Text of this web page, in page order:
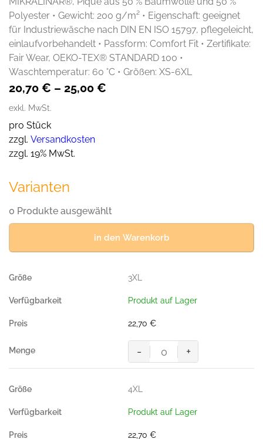
Polyester • Gewicht: 200 g/m² • Eigenschaft: geeignet
für Industriewäsche nach DIN EN ISO 15797, pflegeleicht,
einlaufvorbehandelt • Passform: Comfort Fit • Zertifikate:
Fair Wear, OEKO-TEX® STANDARD 100 •
Waschtemperatur: 60 °C • Größen: XS-6XL
20,70 € – 25,00 €
exkl. MwSt.
pro Stück
zzgl. Versandkosten
zzgl. 19% MwSt.
Varianten
0 Produkte ausgewählt
in den Warenkorb
3XL
Produkt auf Lager
22,70 €
Poloshirt
Performance,
(50%
200g/m²)
- +
4XL
Produkt auf Lager
22,70 €